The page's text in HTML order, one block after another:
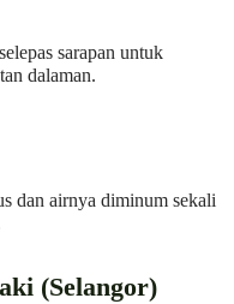
sarapan untuk
dalaman.
dan airnya diminum sekali
(Selangor)